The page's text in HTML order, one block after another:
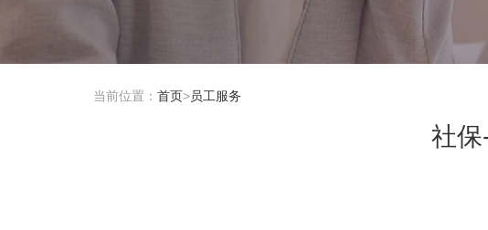
当前位置： 首页>员工服务
社